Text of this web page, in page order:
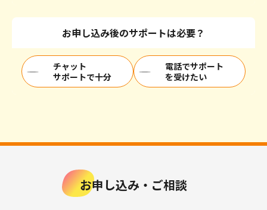
お申し込み後のサポートは必要？
チャット
サポートで十分
電話でサポート
を受けたい
お申し込み・ご相談